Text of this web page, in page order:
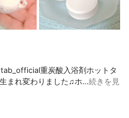
重炭酸入浴剤ホットタ
まれ変わりました♫ホ…続きを見